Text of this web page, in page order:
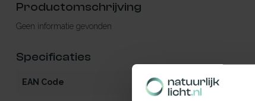
Productomschrijving
Geen informatie gevonden
Specificaties
EAN Code